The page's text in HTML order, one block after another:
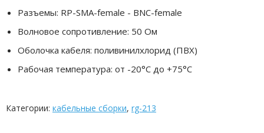
Разъемы: RP-SMA-female - BNC-female
Волновое сопротивление: 50 Ом
Оболочка кабеля: поливинилхлорид (ПВХ)
Рабочая температура: от -20°C до +75°C
Категории: кабельные сборки, rg-213